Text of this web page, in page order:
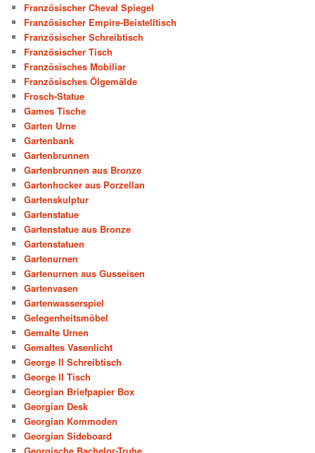
Französischer Cheval Spiegel
Französischer Empire-Beistelltisch
Französischer Schreibtisch
Französischer Tisch
Französisches Mobiliar
Französisches Ölgemälde
Frosch-Statue
Games Tische
Garten Urne
Gartenbank
Gartenbrunnen
Gartenbrunnen aus Bronze
Gartenhocker aus Porzellan
Gartenskulptur
Gartenstatue
Gartenstatue aus Bronze
Gartenstatuen
Gartenurnen
Gartenurnen aus Gusseisen
Gartenvasen
Gartenwasserspiel
Gelegenheitsmöbel
Gemalte Urnen
Gemaltes Vasenlicht
George II Schreibtisch
George II Tisch
Georgian Briefpapier Box
Georgian Desk
Georgian Kommoden
Georgian Sideboard
Georgische Bachelor-Truhe